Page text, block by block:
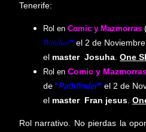
Tenerife:
Rol en Comic y Mazmorras
Witcher" el 2 de Noviembre
el master Josuha. One
Rol en Comic y
de "Pathfinder" el 2 de
el master Fran jesus.
Rol narrativo. No pierdas la